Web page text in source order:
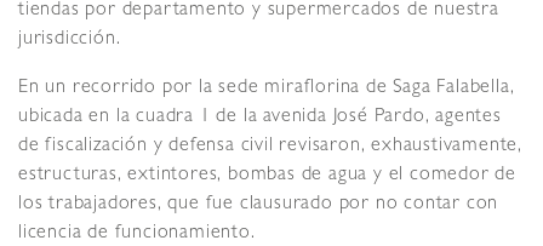
tiendas por departamento y supermercados de nuestra
jurisdicción.
En un recorrido por la sede miraflorina de Saga Falabella,
ubicada en la cuadra 1 de la avenida José Pardo, agentes
de fiscalización y defensa civil revisaron, exhaustivamente,
estructuras, extintores, bombas de agua y el comedor de
los trabajadores, que fue clausurado por no contar con
licencia de funcionamiento.